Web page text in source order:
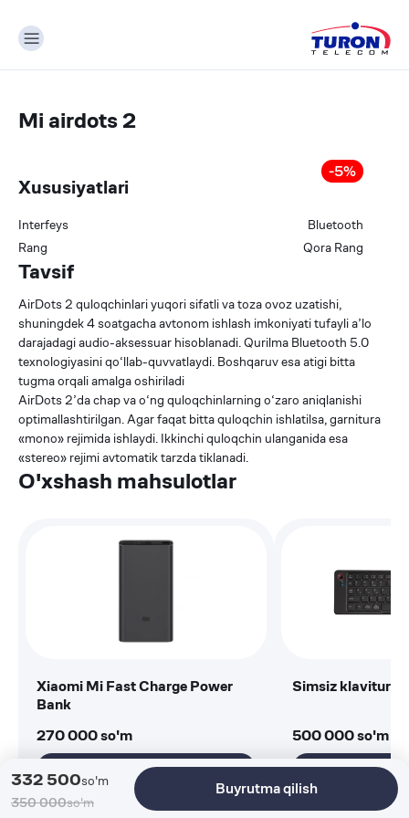
Mi airdots 2
-5%
Xususiyatlari
Interfeys
Bluetooth
Rang
Qora Rang
332 500so'm
350 000so'm
Buyrutma qilish
Tavsif
AirDots 2 quloqchinlari yuqori sifatli va toza ovoz uzatishi,
shuningdek 4 soatgacha avtonom ishlash imkoniyati tufayli a’lo
darajadagi audio-aksessuar hisoblanadi. Qurilma Bluetooth 5.0
texnologiyasini qo‘llab-quvvatlaydi. Boshqaruv esa atigi bitta
tugma orqali amalga oshiriladi
AirDots 2’da chap va o‘ng quloqchinlarning o‘zaro aniqlanishi
optimallashtirilgan. Agar faqat bitta quloqchin ishlatilsa, garnitura
«mono» rejimida ishlaydi. Ikkinchi quloqchin ulanganida esa
«stereo» rejimi avtomatik tarzda tiklanadi.
O'xshash mahsulotlar
Xiaomi Mi Fast Charge Power
Bank
270 000so'm
Buyurtma qilish
Simsiz klavitura,
500 000so'm